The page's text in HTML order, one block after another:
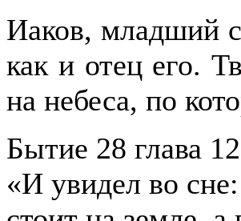
Иаков, младший
как и отец его.
на небеса, по
Бытие 28 глава
«И увидел во